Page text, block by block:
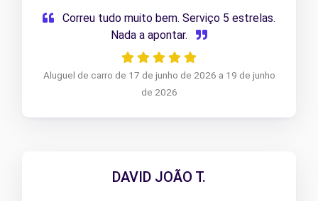
Correu tudo muito bem. Serviço 5 estrelas.
Nada a apontar.
Aluguel de carro de 17 de junho de 2026 a 19 de junho
de 2026
DAVID JOÃO T.